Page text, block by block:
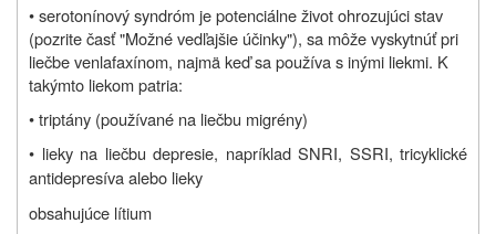
• serotonínový syndróm je potenciálne život ohrozujúci stav
(pozrite časť "Možné vedľajšie účinky"), sa môže vyskytnúť pri
liečbe venlafaxínom, najmä keď sa používa s inými liekmi. K
takýmto liekom patria:
• triptány (používané na liečbu migrény)
• lieky na liečbu depresie, napríklad SNRI, SSRI, tricyklické
antidepresíva alebo lieky
obsahujúce lítium